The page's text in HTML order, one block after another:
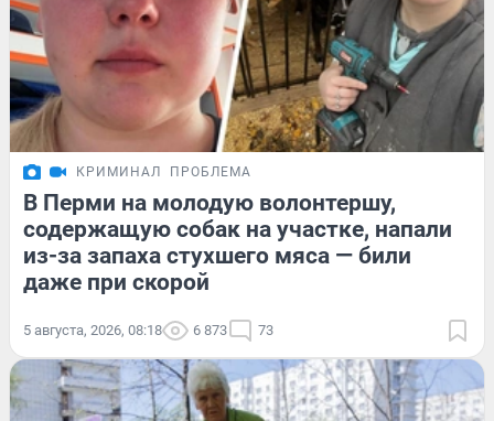
КРИМИНАЛ ПРОБЛЕМА
В Перми на молодую волонтершу,
содержащую собак на участке, напали
из-за запаха стухшего мяса — били
даже при скорой
5 августа, 2026, 08:18 6 873 73